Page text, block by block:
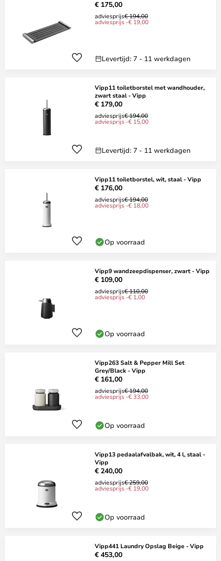
€ 175,00
adviesprijs€ 194,00
adviesprijs -€ 19,00
Levertijd: 7 - 11 werkdagen
Vipp11 toiletborstel met wandhouder,
zwart staal - Vipp
€ 179,00
adviesprijs€ 194,00
adviesprijs -€ 15,00
Levertijd: 7 - 11 werkdagen
Vipp11 toiletborstel, wit, staal - Vipp
€ 176,00
adviesprijs€ 194,00
adviesprijs -€ 18,00
Op voorraad
Vipp9 wandzeepdispenser, zwart - Vipp
€ 109,00
adviesprijs€ 110,00
adviesprijs -€ 1,00
Op voorraad
Vipp263 Salt & Pepper Mill Set
Grey/Black - Vipp
€ 161,00
adviesprijs€ 194,00
adviesprijs -€ 33,00
Op voorraad
Vipp13 pedaalafvalbak, wit, 4 l, staal -
Vipp
€ 240,00
adviesprijs€ 259,00
adviesprijs -€ 19,00
Op voorraad
Vipp441 Laundry Opslag Beige - Vipp
€ 453,00